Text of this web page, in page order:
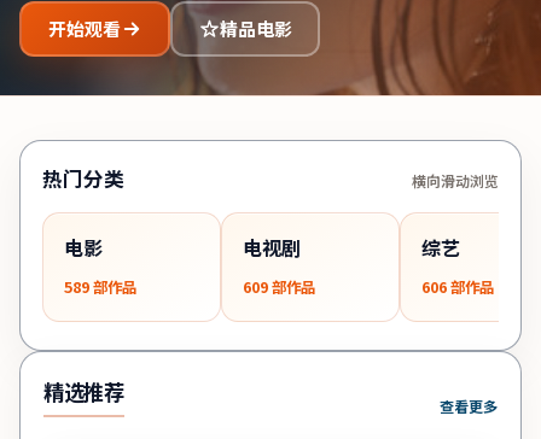
开始观看 精品电影
热门分类 横向滑动浏览
电影
589部作品
电视剧
609部作品
综艺
606部作品
精选推荐 查看更多